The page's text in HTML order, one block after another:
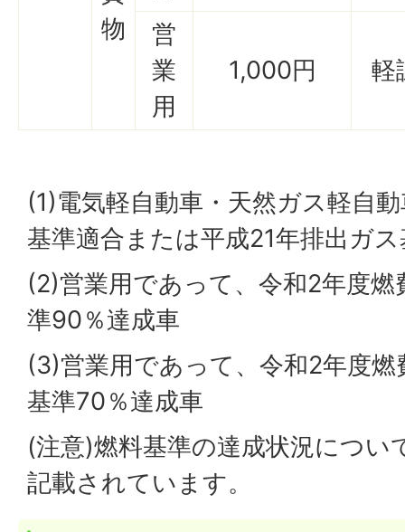
物
営
業
用
1,000円 軽
(1)電気軽自動車・天然ガス軽自
基準適合または平成21年排出ガ
(2)営業用であって、令和2年度
準90％達成車
(3)営業用であって、令和2年度
基準70％達成車
(注意)燃料基準の達成状況につい
記載されています。